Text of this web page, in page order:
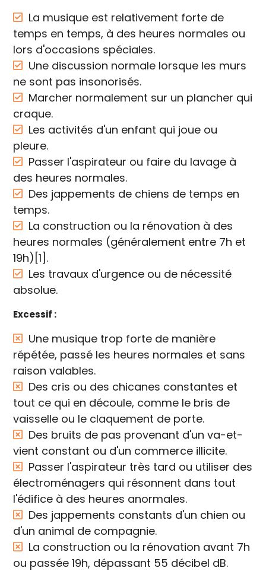
La musique est relativement forte de
temps en temps, à des heures normales ou
lors d'occasions spéciales.
Une discussion normale lorsque les murs
ne sont pas insonorisés.
Marcher normalement sur un plancher qui
craque.
Les activités d'un enfant qui joue ou
pleure.
Passer l'aspirateur ou faire du lavage à
des heures normales.
Des jappements de chiens de temps en
temps.
La construction ou la rénovation à des
heures normales (généralement entre 7h et
19h)[1].
Les travaux d'urgence ou de nécessité
absolue.
Excessif :
Une musique trop forte de manière
répétée, passé les heures normales et sans
raison valables.
Des cris ou des chicanes constantes et
tout ce qui en découle, comme le bris de
vaisselle ou le claquement de porte.
Des bruits de pas provenant d'un va-et-
vient constant ou d'un commerce illicite.
Passer l'aspirateur très tard ou utiliser des
électroménagers qui résonnent dans tout
l'édifice à des heures anormales.
Des jappements constants d'un chien ou
d'un animal de compagnie.
La construction ou la rénovation avant 7h
ou passée 19h, dépassant 55 décibel dB.